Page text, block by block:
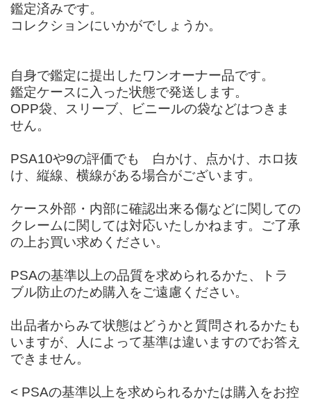
鑑定済みです。
コレクションにいかがでしょうか。
自身で鑑定に提出したワンオーナー品です。
鑑定ケースに入った状態で発送します。
OPP袋、スリーブ、ビニールの袋などはつきま
せん。
PSA10や9の評価でも 白かけ、点かけ、ホロ抜
け、縦線、横線がある場合がございます。
ケース外部・内部に確認出来る傷などに関しての
クレームに関しては対応いたしかねます。ご了承
の上お買い求めください。
PSAの基準以上の品質を求められるかた、トラ
ブル防止のため購入をご遠慮ください。
出品者からみて状態はどうかと質問されるかたも
いますが、人によって基準は違いますのでお答え
できません。
< PSAの基準以上を求められるかたは購入をお控